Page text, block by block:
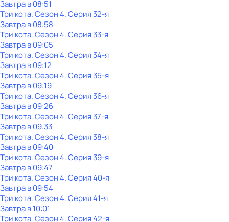
Завтра в 08:51
Три кота. Сезон 4. Серия 32-я
Завтра в 08:58
Три кота. Сезон 4. Серия 33-я
Завтра в 09:05
Три кота. Сезон 4. Серия 34-я
Завтра в 09:12
Три кота. Сезон 4. Серия 35-я
Завтра в 09:19
Три кота. Сезон 4. Серия 36-я
Завтра в 09:26
Три кота. Сезон 4. Серия 37-я
Завтра в 09:33
Три кота. Сезон 4. Серия 38-я
Завтра в 09:40
Три кота. Сезон 4. Серия 39-я
Завтра в 09:47
Три кота. Сезон 4. Серия 40-я
Завтра в 09:54
Три кота. Сезон 4. Серия 41-я
Завтра в 10:01
Три кота. Сезон 4. Серия 42-я